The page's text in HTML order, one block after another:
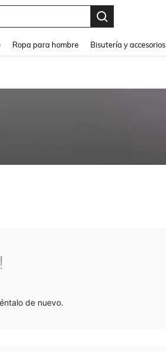
Ropa para hombre Bisutería y accesorios
de nuevo.